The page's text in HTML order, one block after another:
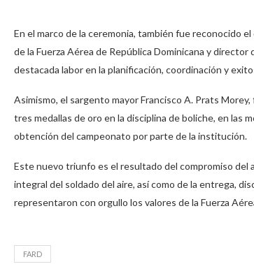
En el marco de la ceremonia, también fue reconocido
de la Fuerza Aérea de República Dominicana y
destacada labor en la planificación, coordinación y
Asimismo, el sargento mayor Francisco A. Prats
tres medallas de oro en la disciplina de boliche, en las
obtención del campeonato por parte de la institución.
Este nuevo triunfo es el resultado del compromiso
integral del soldado del aire, así como de la entrega,
representaron con orgullo los valores de la Fuerza
FARD